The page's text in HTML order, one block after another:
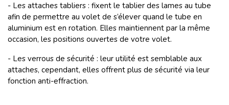
- Les attaches tabliers : fixent le tablier des lames au tube
afin de permettre au volet de s’élever quand le tube en
aluminium est en rotation. Elles maintiennent par la même
occasion, les positions ouvertes de votre volet.
- Les verrous de sécurité : leur utilité est semblable aux
attaches, cependant, elles offrent plus de sécurité via leur
fonction anti-effraction.